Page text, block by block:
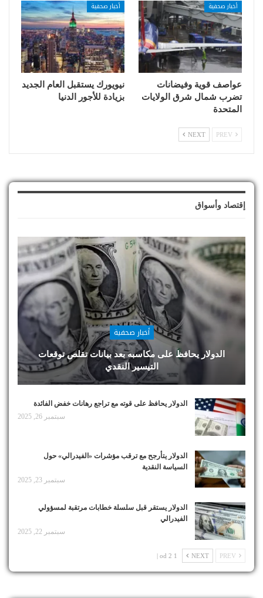
أخبار صحفية
عواصف قوية وفيضانات
تضرب شمال شرق الولايات
المتحدة
أخبار صحفية
نيويورك يستقبل العام الجديد
بزيادة للأجور الدنيا
NEXT
إقتصاد وأسواق
أخبار صحفية
الدولار يحافظ على مكاسبه بعد بيانات تقلص توقعات
التيسير النقدي
الدولار يحافظ على قوته مع تراجع رهانات خفض الفائدة
سبتمبر 26, 2025
الدولار يتأرجح مع ترقب مؤشرات «الفيدرالي» حول
السياسة النقدية
سبتمبر 23, 2025
الدولار يستقر قبل سلسلة خطابات مرتقبة لمسؤولي
الفيدرالي
سبتمبر 22, 2025
NEXT
1 od 2 |